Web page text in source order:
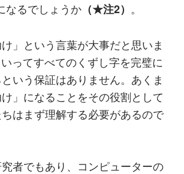
なるでしょうか （★注2） 。
」という言葉が大事だと思いま
ってすべてのくずし字を完璧に
いう保証はありません。あくま
」になることをその役割として
はまず理解する必要があるので
者でもあり、コンピューターの